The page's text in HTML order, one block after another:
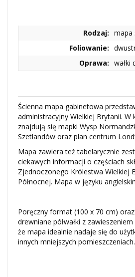
Rodzaj: mapa
Foliowanie:
Oprawa: wałki
Ścienna mapa gabinetowa
administracyjny Wielkiej Brytanii.
znajdują się mapki Wysp
Szetlandów oraz plan centrum
Mapa zawiera też tabelarycznie
ciekawych informacji o częściach
Zjednoczonego Królestwa Wielkiej
Północnej. Mapa w języku
Poręczny format (100 x 70 cm)
drewniane półwałki z
że mapa idealnie nadaje się do
innych mniejszych pomieszczeniach.